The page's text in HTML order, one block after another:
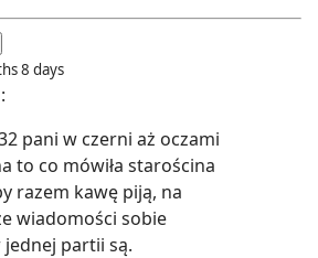
8 days
pani w czerni aż oczami
to co mówiła starościna
razem kawę piją, na
wiadomości sobie
jednej partii są.